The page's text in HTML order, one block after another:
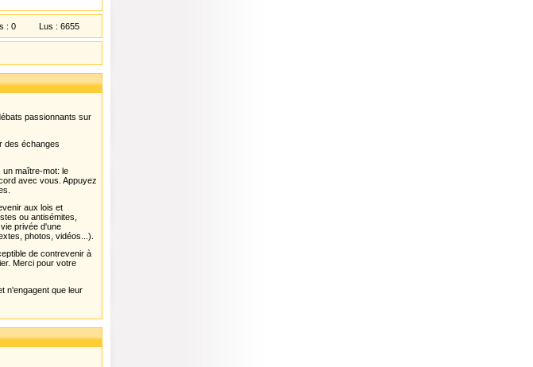
: 0 Lus : 6655
passionnants sur
des échanges
maître-mot: le
avec vous. Appuyez
aux lois et
ou antisémites,
privée d'une
photos, vidéos...).
de contrevenir à
Merci pour votre
n'engagent que leur